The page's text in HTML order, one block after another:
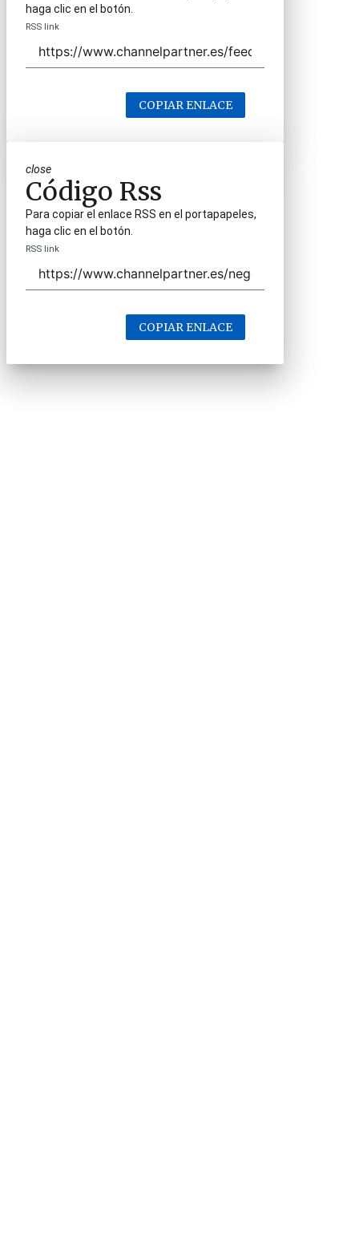
haga clic en el botón.
RSS link
COPIAR ENLACE
close
Código Rss
Para copiar el enlace RSS en el portapapeles,
haga clic en el botón.
RSS link
COPIAR ENLACE